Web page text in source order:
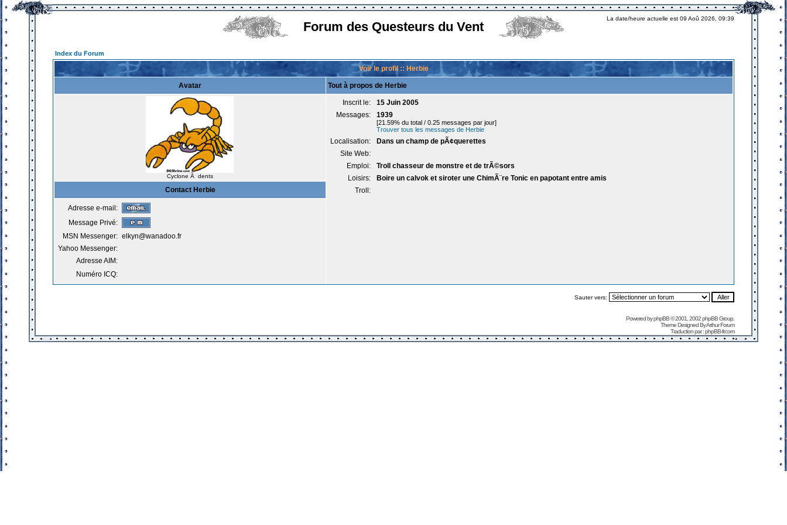
Forum des Questeurs du Vent
La date/heure actuelle est 09 Aoû 2026, 09:39
Index du Forum
Voir le profil :: Herbie
Avatar Tout à propos de Herbie
Cyclone Ã dents
Inscrit le:
15 Juin 2005
Messages:
1939
[21.59% du total / 0.25 messages par jour]
Trouver tous les messages de Herbie
Localisation:
Dans un champ de pÃ¢querettes
Site Web:
Emploi:
Troll chasseur de monstre et de trÃ©sors
Loisirs:
Boire un calvok et siroter une ChimÃ¨re Tonic en papotant entre amis
Troll:
Contact Herbie
Adresse e-mail:
Message Privé:
MSN Messenger: elkyn@wanadoo.fr
Yahoo Messenger:
Adresse AIM:
Numéro ICQ:
Sauter vers:
Powered byphpBB© 2001, 2002 phpBB Group.
Theme Designed ByArthur Forum
Traduction par :phpBB-fr.com